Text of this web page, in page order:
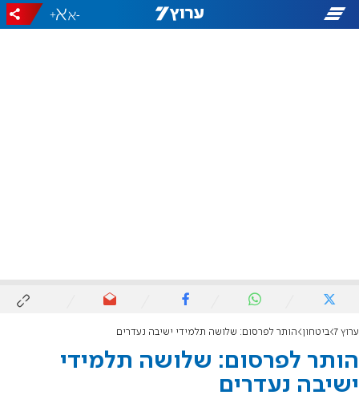
-
+
ערוץ 7 ביטחון הותר לפרסום: שלושה תלמידי ישיבה נעדרים
הותר לפרסום: שלושה תלמידי
ישיבה נעדרים